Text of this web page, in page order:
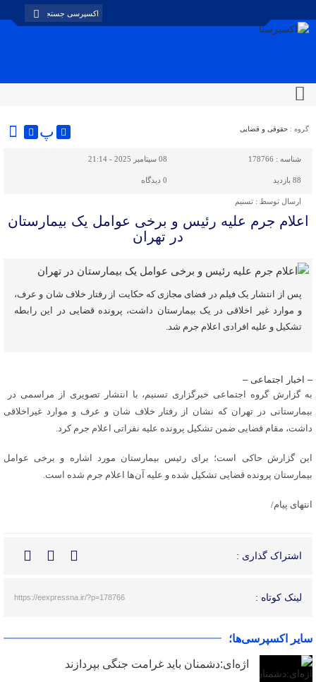
گروه : حقوقی و قضایی پ
شناسه : 178766 08 سپتامبر 2025 - 21:14
88 بازدید 0 دیدگاه
ارسال توسط : تسنیم
اعلام جرم علیه رئیس و برخی عوامل یک بیمارستان
در تهران
پس از انتشار یک فیلم در فضای مجازی که حکایت از رفتار خلاف شان و عرف،
و‌‌ موارد غیر اخلاقی در یک بیمارستان داشت، پرونده قضایی در این رابطه
تشکیل و علیه افرادی اعلام جرم شد.
– اخبار اجتماعی –
به گزارش گروه اجتماعی خبرگزاری تسنیم، با انتشار تصویری از مراسمی در
بیمارستانی در تهران که نشان از رفتار خلاف شان و عرف و موارد غیراخلاقی
داشت، مقام قضایی ضمن تشکیل پرونده علیه نفراتی اعلام جرم کرد.
این گزارش حاکی است؛ برای رئیس بیمارستان مورد اشاره و برخی عوامل
بیمارستان پرونده قضایی تشکیل شده و علیه آن‌ها اعلام جرم شده است.
انتهای پیام/
اشتراک گذاری :
لینک کوتاه : https://eexpressna.ir/?p=178766
سایر اکسپرسی‌ها؛
اژه‌ای:دشمنان باید غرامت جنگی بپردازند